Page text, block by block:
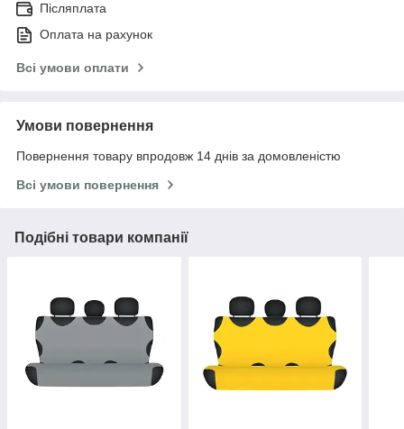
Післяплата
Оплата на рахунок
Всі умови оплати
Умови повернення
Повернення товару впродовж 14 днів за домовленістю
Всі умови повернення
Подібні товари компанії